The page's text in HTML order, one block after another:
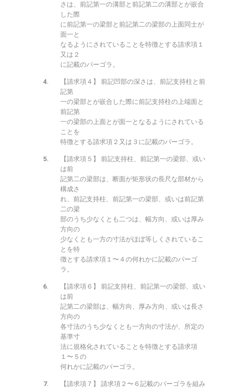
さは、前記第一の溝部と前記第二の溝部とが嵌合
した際
に前記第一の梁部と前記第二の梁部の上面同士が
面一と
なるようにされていることを特徴とする請求項１
又は２
に記載のパーゴラ。
【請求項４】 前記凹部の深さは、前記支持柱と前
記第
一の梁部とが嵌合した際に前記支持柱の上端面と
前記第
一の梁部の上面とが面一となるようにされている
ことを
特徴とする請求項２又は３に記載のパーゴラ。
【請求項５】 前記支持柱、前記第一の梁部、或い
は前
記第二の梁部は、断面が矩形状の長尺な部材から
構成さ
れ、前記支持柱、前記第一の梁部、或いは前記第
二の梁
部のうち少なくとも二つは、幅方向、或いは厚み
方向の
少なくとも一方の寸法がほぼ等しくされているこ
とを特
徴とする請求項１〜４の何れかに記載のパーゴ
ラ。
【請求項６】 前記支持柱、前記第一の梁部、或い
は前
記第二の梁部は、幅方向、厚み方向、或いは長さ
方向の
各寸法のうち少なくとも一方向の寸法が、所定の
基準寸
法に規格化されていることを特徴とする請求項
１〜５の
何れかに記載のパーゴラ。
【請求項７】 請求項２〜６記載のパーゴラを組み